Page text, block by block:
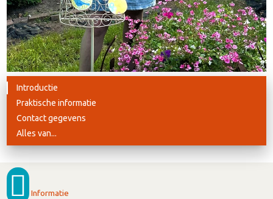
Introductie
Praktische informatie
Contact gegevens
Alles van...
Informatie